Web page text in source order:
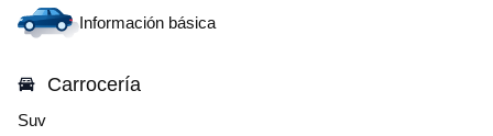
Información básica
Carrocería
Suv